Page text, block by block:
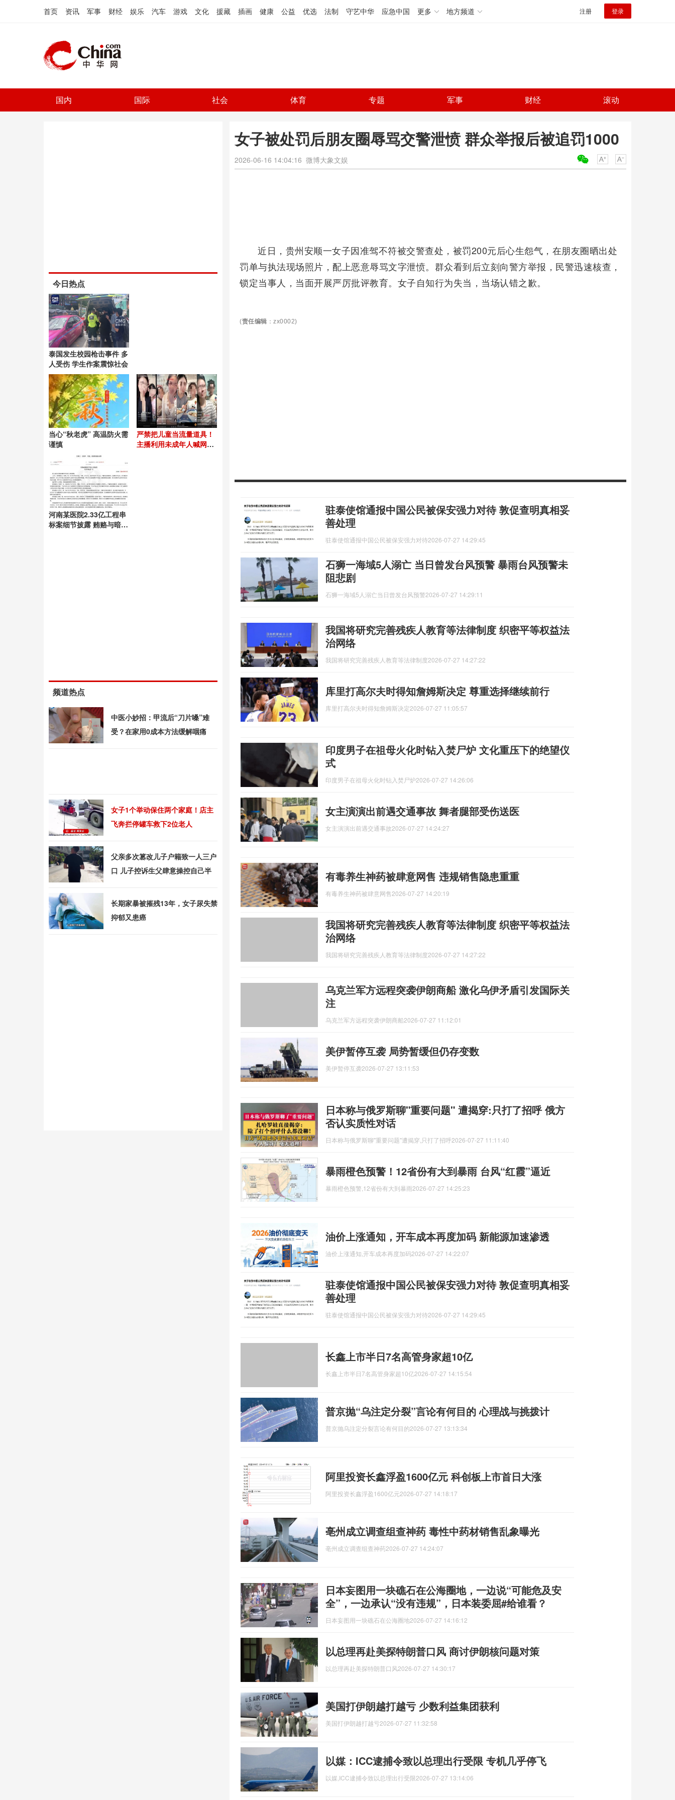
首页 资讯 军事 财经 娱乐 汽车 游戏 文化 援藏 插画 健康 公益 优选 法制 守艺中华 应急中国 更多 地方频道 注册 登录
国内 国际 社会 体育 专题 军事 财经 滚动
女子被处罚后朋友圈辱骂交警泄愤 群众举报后被追罚1000
2026-06-16 14:04:16 微博大象文娱
近日，贵州安顺一女子因准驾不符被交警查处，被罚200元后心生怨气，在朋友圈晒出处
罚单与执法现场照片，配上恶意辱骂文字泄愤。群众看到后立刻向警方举报，民警迅速核查，
锁定当事人，当面开展严厉批评教育。女子自知行为失当，当场认错之歉。
(责任编辑 ：zx0002)
驻泰使馆通报中国公民被保安强力对待 敦促查明真相妥
善处理
驻泰使馆通报中国公民被保安强力对待2026-07-27 14:29:45
石狮一海域5人溺亡 当日曾发台风预警 暴雨台风预警未
阻悲剧
石狮一海域5人溺亡当日曾发台风预警2026-07-27 14:29:11
我国将研究完善残疾人教育等法律制度 织密平等权益法
治网络
我国将研究完善残疾人教育等法律制度2026-07-27 14:27:22
库里打高尔夫时得知詹姆斯决定 尊重选择继续前行
库里打高尔夫时得知詹姆斯决定2026-07-27 11:05:57
印度男子在祖母火化时钻入焚尸炉 文化重压下的绝望仪
式
印度男子在祖母火化时钻入焚尸炉2026-07-27 14:26:06
女主演演出前遇交通事故 舞者腿部受伤送医
女主演演出前遇交通事故2026-07-27 14:24:27
有毒养生神药被肆意网售 违规销售隐患重重
有毒养生神药被肆意网售2026-07-27 14:20:19
我国将研究完善残疾人教育等法律制度 织密平等权益法
治网络
我国将研究完善残疾人教育等法律制度2026-07-27 14:27:22
乌克兰军方远程突袭伊朗商船 激化乌伊矛盾引发国际关
注
乌克兰军方远程突袭伊朗商船2026-07-27 11:12:01
美伊暂停互袭 局势暂缓但仍存变数
美伊暂停互袭2026-07-27 13:11:53
日本称与俄罗斯聊"重要问题" 遭揭穿:只打了招呼 俄方
否认实质性对话
日本称与俄罗斯聊"重要问题"遭揭穿,只打了招呼2026-07-27 11:11:40
暴雨橙色预警！12省份有大到暴雨 台风“红霞”逼近
暴雨橙色预警,12省份有大到暴雨2026-07-27 14:25:23
油价上涨通知，开车成本再度加码 新能源加速渗透
油价上涨通知,开车成本再度加码2026-07-27 14:22:07
驻泰使馆通报中国公民被保安强力对待 敦促查明真相妥
善处理
驻泰使馆通报中国公民被保安强力对待2026-07-27 14:29:45
长鑫上市半日7名高管身家超10亿
长鑫上市半日7名高管身家超10亿2026-07-27 14:15:54
普京抛“乌注定分裂”言论有何目的 心理战与挑拨计
普京抛乌注定分裂言论有何目的2026-07-27 13:13:34
阿里投资长鑫浮盈1600亿元 科创板上市首日大涨
阿里投资长鑫浮盈1600亿元2026-07-27 14:18:17
亳州成立调查组查神药 毒性中药材销售乱象曝光
亳州成立调查组查神药2026-07-27 14:24:07
日本妄图用一块礁石在公海圈地，一边说“可能危及安
全”，一边承认“没有违规”，日本装委屈#给谁看？
日本妄图用一块礁石在公海圈地2026-07-27 14:16:12
以总理再赴美探特朗普口风 商讨伊朗核问题对策
以总理再赴美探特朗普口风2026-07-27 14:30:17
美国打伊朗越打越亏 少数利益集团获利
美国打伊朗越打越亏2026-07-27 11:32:58
以媒：ICC逮捕令致以总理出行受限 专机几乎停飞
以媒,ICC逮捕令致以总理出行受限2026-07-27 13:14:06
今日热点
泰国发生校园枪击事件 多
人受伤 学生作案震惊社会
当心“秋老虎” 高温防火需
谨慎
严禁把儿童当流量道具！
主播利用未成年人喊网
河南某医院2.33亿工程串
标案细节披露 贿赂与暗箱
频道热点
中医小妙招：甲流后“刀片嗓”难
受？在家用0成本方法缓解咽痛
女子1个举动保住两个家庭！店主
飞奔拦停罐车救下2位老人
父亲多次篡改儿子户籍致一人三户
口 儿子控诉生父肆意操控自己半
长期家暴被摧残13年，女子尿失禁
抑郁又患癌